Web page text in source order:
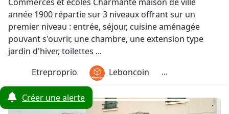
année 1900 répartie sur 3 niveaux offrant sur un
premier niveau : entrée, séjour, cuisine aménagée
pouvant s'ouvrir, une chambre, une extension type
jardin d'hiver, toilettes ...
Etreproprio
Leboncoin ...
Créer une alerte